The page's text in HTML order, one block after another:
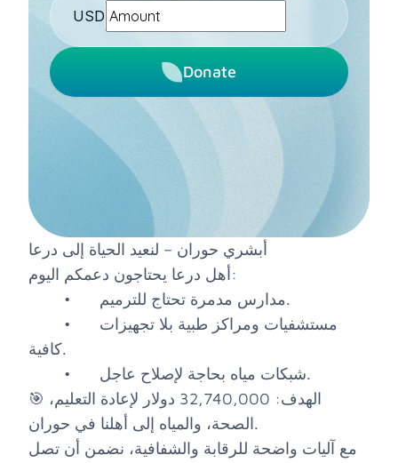
USD
Donate
أبشري حوران – لنعيد الحياة إلى درعا
أهل درعا يحتاجون دعمكم اليوم:
•
مدارس مدمرة تحتاج للترميم.
•
مستشفيات ومراكز طبية بلا تجهيزات
كافية.
•
شبكات مياه بحاجة لإصلاح عاجل.
🎯 الهدف: 32,740,000 دولار لإعادة التعليم،
الصحة، والمياه إلى أهلنا في حوران.
مع آليات واضحة للرقابة والشفافية، نضمن أن تصل